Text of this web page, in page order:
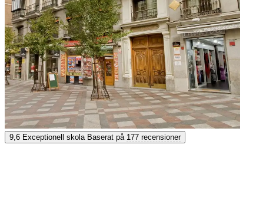
Eureka
9,6 Exceptionell Baserat på 177 recensioner
9,6 Exceptionell skola Baserat på 177 recensioner